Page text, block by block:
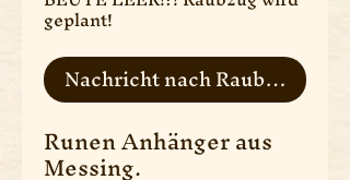
geplant!
Nachricht nach Raubzug
Runen Anhänger aus
Messing.